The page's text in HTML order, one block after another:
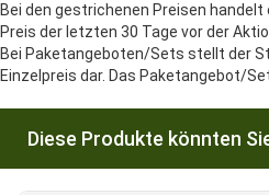
Bei den gestrichenen Preisen
Preis der letzten 30 Tage vor der
Bei Paketangeboten/Sets stellt der
Einzelpreis dar. Das Paketangebot/
Diese Produkte könnten